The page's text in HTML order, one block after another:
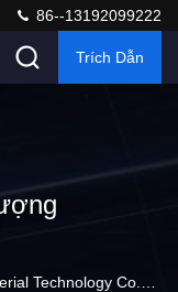
86--13192099222
Trích Dẫn